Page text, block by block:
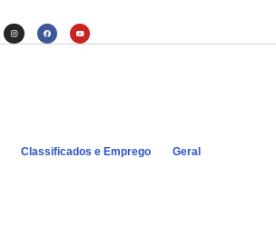
Classificados e Emprego Geral